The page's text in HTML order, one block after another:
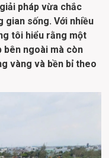
pháp vừa chắc
gian sống. Với nhiều
tôi hiểu rằng một
bên ngoài mà còn
vàng và bền bỉ theo